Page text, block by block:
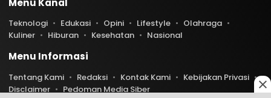
Menu Kanal
Teknologi Edukasi Opini Lifestyle
Olahraga
Kuliner
Hiburan Kesehatan Nasional
Menu Informasi
Tentang Kami Redaksi Kontak Kami
Kebijakan Privasi
Disclaimer
Pedoman Media Siber